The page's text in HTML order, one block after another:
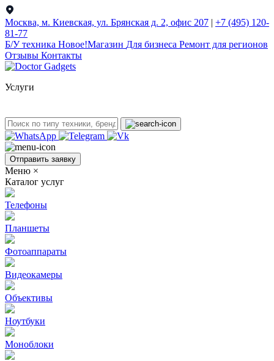
Москва, м. Киевская, ул. Брянская д. 2, офис 207 | +7 (495) 120-
81-77
Б/У техникa Новое!Магазин Для бизнеса Ремонт для регионов
Отзывы Контакты
Услуги
Отправить заявку
Меню ×
Каталог услуг
Телефоны
Планшеты
Фотоаппараты
Видеокамеры
Объективы
Ноутбуки
Моноблоки